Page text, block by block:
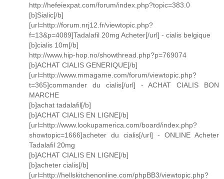
http://hefeiexpat.com/forum/index.php?topic=383.0
[b]Sialic[/b]
[url=http://forum.nrj12.fr/viewtopic.php?
f=13&p=4089]Tadalafil 20mg Acheter[/url] - cialis belgique
[b]cialis 10m[/b]
http://www.hip-hop.no/showthread.php?p=769074
[b]ACHAT CIALIS GENERIQUE[/b]
[url=http://www.mmagame.com/forum/viewtopic.php?
t=365]commander du cialis[/url] - ACHAT CIALIS BON
MARCHE
[b]achat tadalafil[/b]
[b]ACHAT CIALIS EN LIGNE[/b]
[url=http://www.lookupamerica.com/board/index.php?
showtopic=1666]acheter du cialis[/url] - ONLINE Acheter
Tadalafil 20mg
[b]ACHAT CIALIS EN LIGNE[/b]
[b]acheter cialis[/b]
[url=http://hellskitchenonline.com/phpBB3/viewtopic.php?